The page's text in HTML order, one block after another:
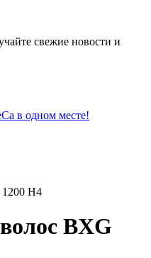
свежие новости и
в одном месте!
H4
BXG